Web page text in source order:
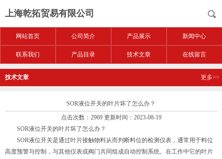
上海乾拓贸易有限公司
网站首页 公司简介 产品展示 新闻中心
联系我们 产品目录 技术文章 在线留言
技术文章 更多>>
SOR液位开关的叶片坏了怎么办？
点击次数：2969 更新时间：2023-08-19
SOR液位开关的叶片坏了怎么办？
SOR液位开关是通过叶片接触物料从而判断料位的检测仪表，通常用于料位
高度预警与控制，与其他仪表或阀门共同组成自动控制系统。在工作中它的叶片